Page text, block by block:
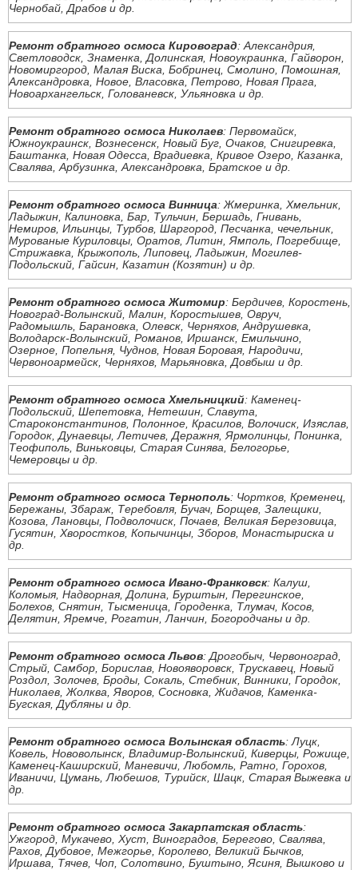
Чернобай, Драбов и др.
Ремонт обратного осмоса Кировоград: Александрия,
Светловодск, Знаменка, Долинская, Новоукраинка, Гайворон,
Новомиргород, Малая Виска, Бобринец, Смолино, Помошная,
Александровка, Новое, Власовка, Петрово, Новая Прага,
Новоархангельск, Голованевск, Ульяновка и др.
Ремонт обратного осмоса Николаев: Первомайск,
Южноукраинск, Вознесенск, Новый Буг, Очаков, Снигиревка,
Баштанка, Новая Одесса, Врадиевка, Кривое Озеро, Казанка,
Свалява, Арбузинка, Александровка, Братское и др.
Ремонт обратного осмоса Винница: Жмеринка, Хмельник,
Ладыжин, Калиновка, Бар, Тульчин, Бершадь, Гнивань,
Немиров, Ильинцы, Турбов, Шаргород, Песчанка, чечельник,
Мурованые Куриловцы, Оратов, Литин, Ямполь, Погребище,
Стрижавка, Крыжополь, Липовец, Ладыжин, Могилев-
Подольский, Гайсин, Казатин (Козятин) и др.
Ремонт обратного осмоса Житомир: Бердичев, Коростень,
Новоград-Волынский, Малин, Коростышев, Овруч,
Радомышль, Барановка, Олевск, Черняхов, Андрушевка,
Володарск-Волынский, Романов, Иршанск, Емильчино,
Озерное, Попельня, Чуднов, Новая Боровая, Народичи,
Червоноармейск, Черняхов, Марьяновка, Довбыш и др.
Ремонт обратного осмоса Хмельницкий: Каменец-
Подольский, Шепетовка, Нетешин, Славута,
Староконстантинов, Полонное, Красилов, Волочиск, Изяслав,
Городок, Дунаевцы, Летичев, Деражня, Ярмолинцы, Понинка,
Теофиполь, Виньковцы, Старая Синява, Белогорье,
Чемеровцы и др.
Ремонт обратного осмоса Тернополь: Чортков, Кременец,
Бережаны, Збараж, Теребовля, Бучач, Борщев, Залещики,
Козова, Лановцы, Подволочиск, Почаев, Великая Березовица,
Гусятин, Хворостков, Копычинцы, Зборов, Монастыриска и
др.
Ремонт обратного осмоса Ивано-Франковск: Калуш,
Коломыя, Надворная, Долина, Бурштын, Перегинское,
Болехов, Снятин, Тысменица, Городенка, Тлумач, Косов,
Делятин, Яремче, Рогатин, Ланчин, Богородчаны и др.
Ремонт обратного осмоса Львов: Дрогобыч, Червоноград,
Стрый, Самбор, Борислав, Новояворовск, Трускавец, Новый
Роздол, Золочев, Броды, Сокаль, Стебник, Винники, Городок,
Николаев, Жолква, Яворов, Сосновка, Жидачов, Каменка-
Бугская, Дубляны и др.
Ремонт обратного осмоса Волынская область: Луцк,
Ковель, Нововолынск, Владимир-Волынский, Киверцы, Рожище,
Каменец-Каширский, Маневичи, Любомль, Ратно, Горохов,
Иваничи, Цумань, Любешов, Турийск, Шацк, Старая Выжевка и
др.
Ремонт обратного осмоса Закарпатская область:
Ужгород, Мукачево, Хуст, Виноградов, Берегово, Свалява,
Рахов, Дубовое, Межгорье, Королево, Великий Бычков,
Иршава, Тячев, Чоп, Солотвино, Буштыно, Ясиня, Вышково и